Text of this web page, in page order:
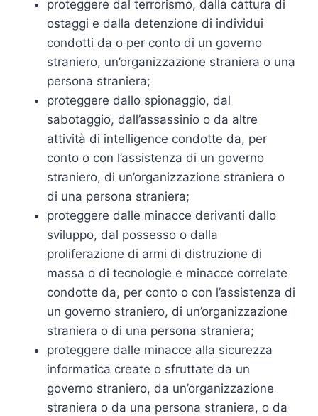
proteggere dal terrorismo, dalla cattura di
ostaggi e dalla detenzione di individui
condotti da o per conto di un governo
straniero, un’organizzazione straniera o una
persona straniera;
proteggere dallo spionaggio, dal
sabotaggio, dall’assassinio o da altre
attività di intelligence condotte da, per
conto o con l’assistenza di un governo
straniero, di un’organizzazione straniera o
di una persona straniera;
proteggere dalle minacce derivanti dallo
sviluppo, dal possesso o dalla
proliferazione di armi di distruzione di
massa o di tecnologie e minacce correlate
condotte da, per conto o con l’assistenza di
un governo straniero, di un’organizzazione
straniera o di una persona straniera;
proteggere dalle minacce alla sicurezza
informatica create o sfruttate da un
governo straniero, da un’organizzazione
straniera o da una persona straniera, o da